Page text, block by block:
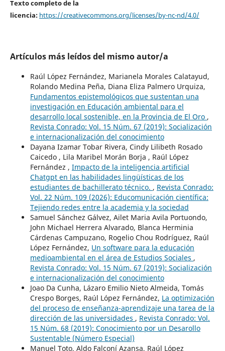
Texto completo de la
licencia: https://creativecommons.org/licenses/by-nc-nd/4.0/
Artículos más leídos del mismo autor/a
Raúl López Fernández, Marianela Morales Calatayud,
Rolando Medina Peña, Diana Eliza Palmero Urquiza,
Fundamentos epistemológicos que sustentan una
investigación en Educación ambiental para el
desarrollo local sostenible, en la Provincia de El Oro ,
Revista Conrado: Vol. 15 Núm. 67 (2019): Socialización
e internacionalización del conocimiento
Dayana Izamar Tobar Rivera, Cindy Lilibeth Rosado
Caicedo , Lila Maribel Morán Borja , Raúl López
Fernández , Impacto de la inteligencia artificial
Chatgpt en las habilidades lingüísticas de los
estudiantes de bachillerato técnico. , Revista Conrado:
Vol. 22 Núm. 109 (2026): Educomunicación científica:
Tejiendo redes entre la academia y la sociedad
Samuel Sánchez Gálvez, Ailet Maria Avila Portuondo,
John Michael Herrera Alvarado, Blanca Herminia
Cárdenas Campuzano, Rogelio Chou Rodríguez, Raúl
López Fernández, Un software para la educación
medioambiental en el área de Estudios Sociales ,
Revista Conrado: Vol. 15 Núm. 67 (2019): Socialización
e internacionalización del conocimiento
Joao Da Cunha, Lázaro Emilio Nieto Almeida, Tomás
Crespo Borges, Raúl López Fernández, La optimización
del proceso de enseñanza-aprendizaje una tarea de la
dirección de las universidades , Revista Conrado: Vol.
15 Núm. 68 (2019): Conocimiento por un Desarollo
Sustentable (Número Especial)
Manuel Toto, Aldo Falconí Azansa, Raúl López